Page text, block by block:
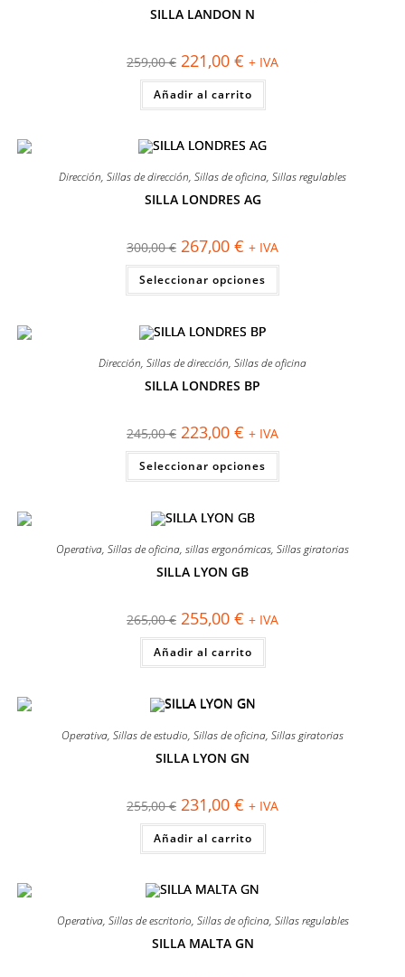
SILLA LANDON N
259,00€ El
precio
original
era:
259,00 €.
221,00 € El
precio
actual
es:
221,00 €.
+ IVA
Añadir al carrito
Dirección, Sillas de dirección, Sillas de oficina, Sillas regulables
SILLA LONDRES AG
300,00€ El
precio
original
era:
300,00 €.
267,00 € El
precio
actual
es:
267,00 €.
+ IVA
Seleccionar opciones
Este
tiene
se
pueden
producto
Dirección, Sillas de dirección, Sillas de oficina
SILLA LONDRES BP
245,00€ El
precio
original
era:
245,00 €.
223,00 € El
precio
actual
es:
223,00 €.
+ IVA
Seleccionar opciones
Este
tiene
se
pueden
Operativa, Sillas de oficina, sillas ergonómicas, Sillas giratorias
SILLA LYON GB
265,00€ El
precio
original
era:
265,00 €.
255,00 € El
precio
actual
es:
255,00 €.
+ IVA
Añadir al carrito
Operativa, Sillas de estudio, Sillas de oficina, Sillas giratorias
SILLA LYON GN
255,00€ El
precio
original
era:
255,00 €.
231,00 € El
precio
actual
es:
231,00 €.
+ IVA
Añadir al carrito
Operativa, Sillas de escritorio, Sillas de oficina, Sillas regulables
SILLA MALTA GN